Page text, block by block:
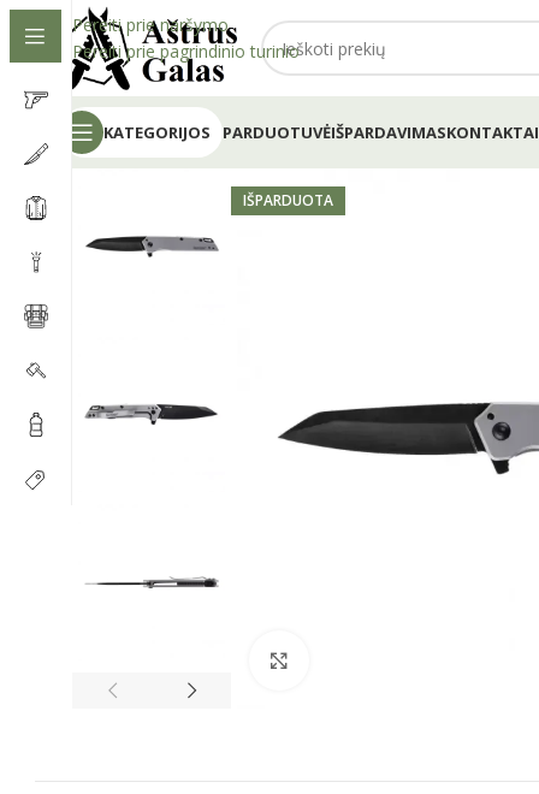
Pereiti prie naršymo
Pereiti prie pagrindinio turinio
KATEGORIJOS PARDUOTUVĖIŠPARDAVIMASKONTAKTAI
IŠPARDUOTA